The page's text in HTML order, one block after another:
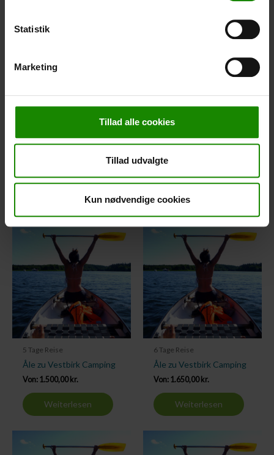
Statistik
Marketing
Tillad alle cookies
Tillad udvalgte
Kun nødvendige cookies
3 Tage Reise 4 Tage Reise
Von:
5 Tage Reise
Åle zu Vestbirk Camping
Von: 1.500,00 kr.
Weiterlesen
6 Tage Reise
Åle zu Vestbirk Camping
Von: 1.650,00 kr.
Weiterlesen